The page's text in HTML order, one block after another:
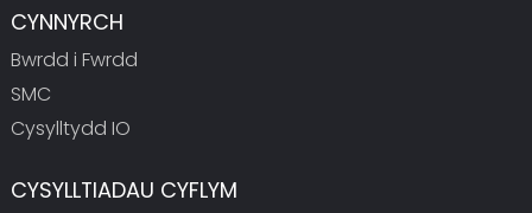
CYNNYRCH
Bwrdd i Fwrdd
SMC
Cysylltydd IO
CYSYLLTIADAU CYFLYM